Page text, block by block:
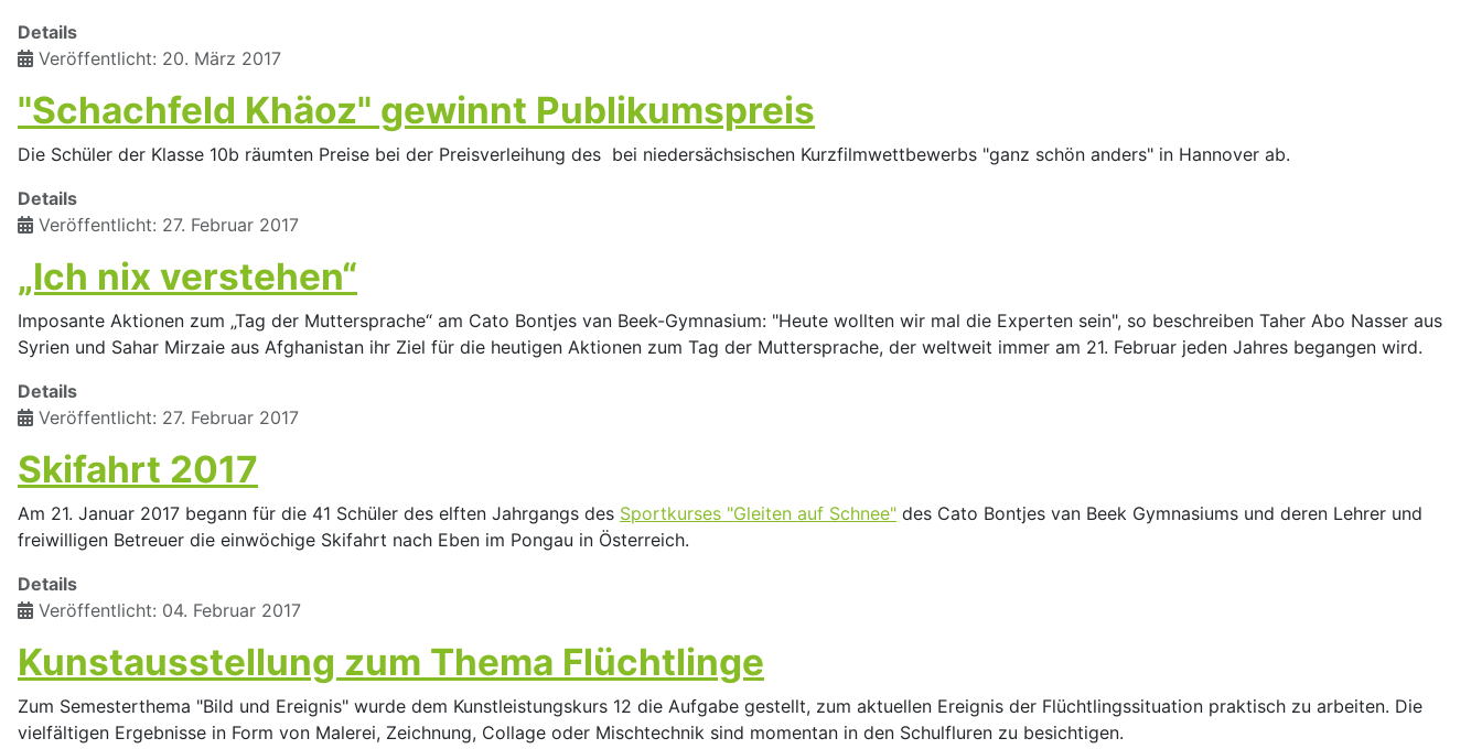
Details
Veröffentlicht: 20. März 2017
"Schachfeld Khäoz" gewinnt Publikumspreis
Die Schüler der Klasse 10b räumten Preise bei der Preisverleihung des bei niedersächsischen Kurzfilmwettbewerbs "ganz schön anders" in Hannover ab.
Details
Veröffentlicht: 27. Februar 2017
„Ich nix verstehen“
Imposante Aktionen zum „Tag der Muttersprache“ am Cato Bontjes van Beek-Gymnasium: "Heute wollten wir mal die Experten sein", so beschreiben Taher Abo Nasser aus
Syrien und Sahar Mirzaie aus Afghanistan ihr Ziel für die heutigen Aktionen zum Tag der Muttersprache, der weltweit immer am 21. Februar jeden Jahres begangen wird.
Details
Veröffentlicht: 27. Februar 2017
Skifahrt 2017
Am 21. Januar 2017 begann für die 41 Schüler des elften Jahrgangs des Sportkurses "Gleiten auf Schnee" des Cato Bontjes van Beek Gymnasiums und deren Lehrer und
freiwilligen Betreuer die einwöchige Skifahrt nach Eben im Pongau in Österreich.
Details
Veröffentlicht: 04. Februar 2017
Kunstausstellung zum Thema Flüchtlinge
Zum Semesterthema "Bild und Ereignis" wurde dem Kunstleistungskurs 12 die Aufgabe gestellt, zum aktuellen Ereignis der Flüchtlingssituation praktisch zu arbeiten. Die
vielfältigen Ergebnisse in Form von Malerei, Zeichnung, Collage oder Mischtechnik sind momentan in den Schulfluren zu besichtigen.